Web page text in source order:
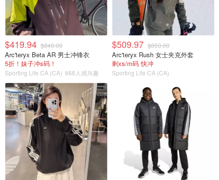
$419.94 $840.00
Arc'teryx Beta AR 男士冲锋衣
5折！妹子冲s码！
Sporting Life CA (CA) 668人感兴趣
$509.97 $850.00
Arc'teryx Rush 女士夹克外套
剩xs/m码 快冲
Sporting Life CA (CA)